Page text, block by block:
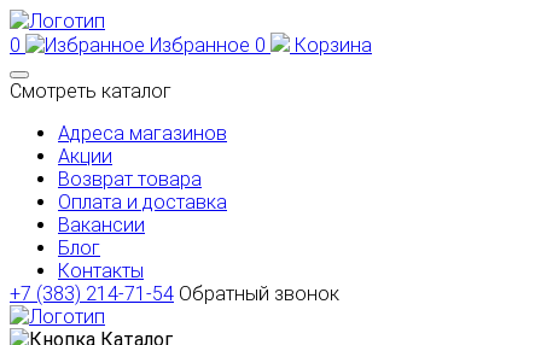
0 Избранное 0
Корзина
Смотреть каталог
Адреса магазинов
Акции
Возврат товара
Оплата и доставка
Вакансии
Блог
Контакты
+7 (383) 214-71-54 Обратный звонок
Каталог